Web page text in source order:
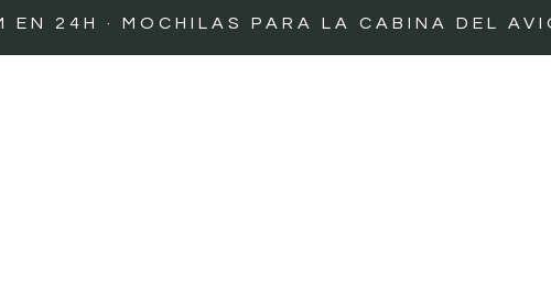
· MOCHILAS PARA LA CABINA DEL AVIÓN ·